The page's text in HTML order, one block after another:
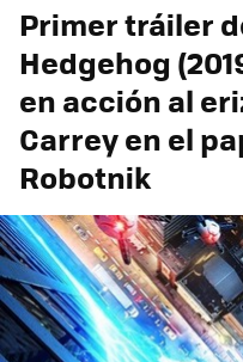
Primer tráiler
Hedgehog
en acción al
Carrey en el
Robotnik